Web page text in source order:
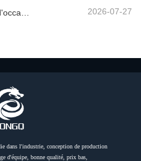
2026-07-27
dans l'industrie, conception de production
d'équipe, bonne qualité, prix bas,